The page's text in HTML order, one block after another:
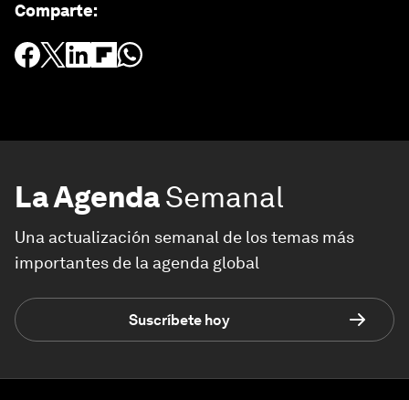
Comparte:
La AgendaSemanal
Una actualización semanal de los temas más
importantes de la agenda global
Suscríbete hoy